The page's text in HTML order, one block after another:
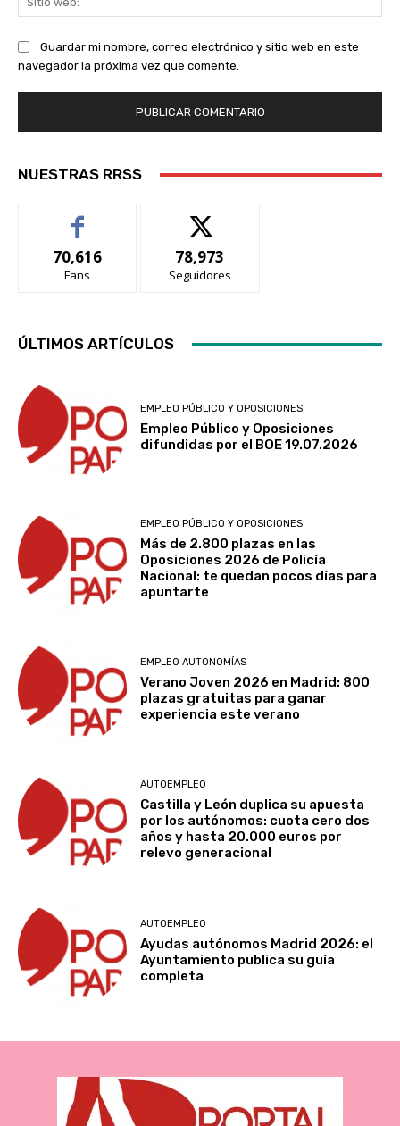
Guardar mi nombre, correo electrónico y sitio web en este
navegador la próxima vez que comente.
NUESTRAS RRSS
70,616
Fans
78,973
Seguidores
ÚLTIMOS ARTÍCULOS
EMPLEO PÚBLICO Y OPOSICIONES
Empleo Público y Oposiciones
difundidas por el BOE 19.07.2026
EMPLEO PÚBLICO Y OPOSICIONES
Más de 2.800 plazas en las
Oposiciones 2026 de Policía
Nacional: te quedan pocos días para
apuntarte
EMPLEO AUTONOMÍAS
Verano Joven 2026 en Madrid: 800
plazas gratuitas para ganar
experiencia este verano
AUTOEMPLEO
Castilla y León duplica su apuesta
por los autónomos: cuota cero dos
años y hasta 20.000 euros por
relevo generacional
AUTOEMPLEO
Ayudas autónomos Madrid 2026: el
Ayuntamiento publica su guía
completa